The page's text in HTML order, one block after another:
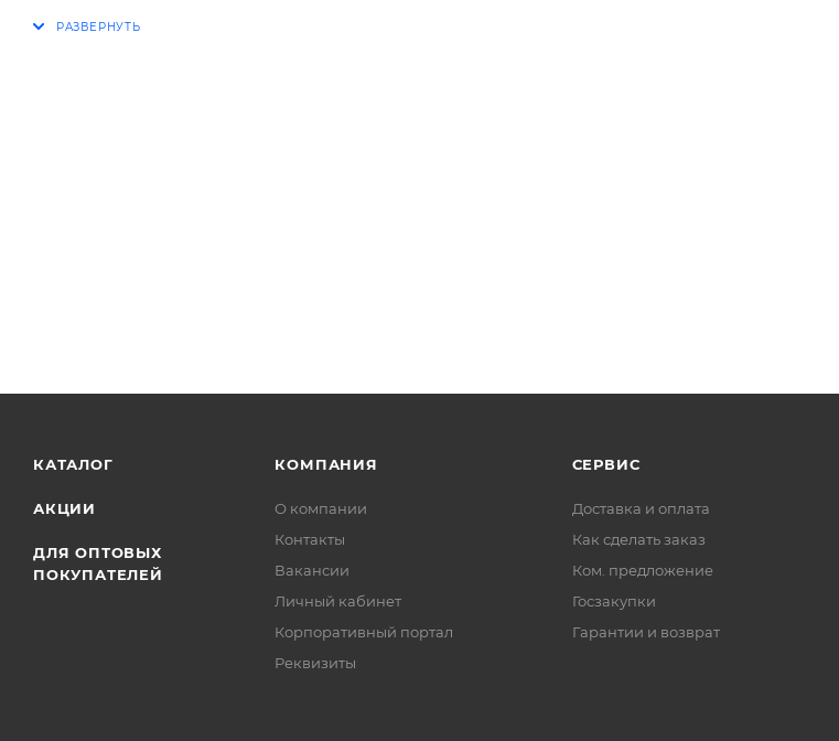
КАТАЛОГ
АКЦИИ
ДЛЯ ОПТОВЫХ
ПОКУПАТЕЛЕЙ
КОМПАНИЯ
О компании
Контакты
Вакансии
Личный кабинет
Корпоративный портал
Реквизиты
СЕРВИС
Доставка и оплата
Как сделать заказ
Ком. предложение
Госзакупки
Гарантии и возврат